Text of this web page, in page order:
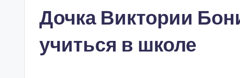
Дочка Виктории
учиться в школе